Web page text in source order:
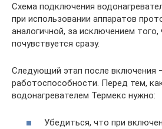
Схема подключения
при использовании аппаратов
аналогичной, за исключением того,
почувствуется сразу.
Следующий этап после включения
работоспособности. Перед тем,
водонагревателем Термекс нужно:
Убедиться, что при